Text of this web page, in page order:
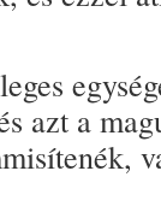
azt a